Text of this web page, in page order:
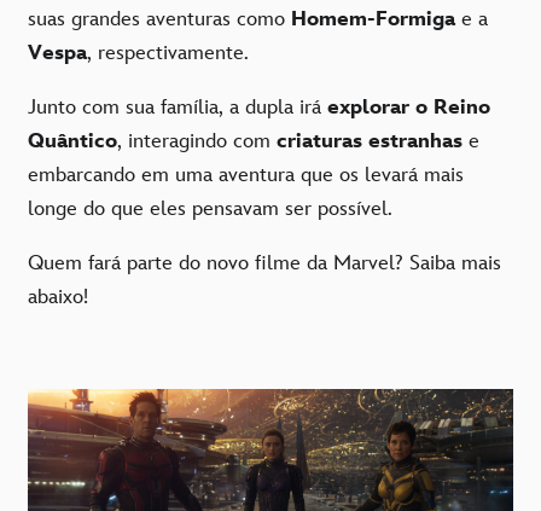
suas grandes aventuras como Homem-Formigae a
Vespa, respectivamente.
Junto com sua família, a dupla irá explorar o Reino
Quântico, interagindo com criaturas estranhas e
embarcando em uma aventura que os levará mais
longe do que eles pensavam ser possível.
Quem fará parte do novo filme da Marvel? Saiba mais
abaixo!